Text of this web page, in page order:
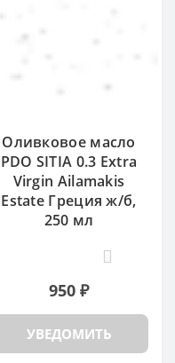
Оливковое масло
PDO SITIA 0.3 Extra
Virgin Ailamakis
Estate Греция ж/б,
250 мл
950 ₽
УВЕДОМИТЬ